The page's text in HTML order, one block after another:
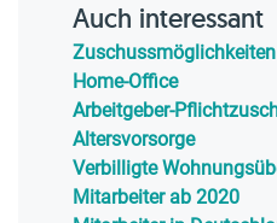
Auch interessant
Home-Office
Arbeitgeber-
Altersvorsorge
Verbilligte
Mitarbeiter ab 2020